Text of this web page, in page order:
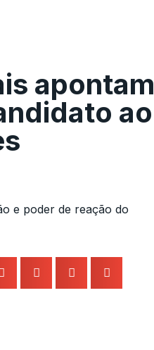
apontam
ao
e poder de reação do